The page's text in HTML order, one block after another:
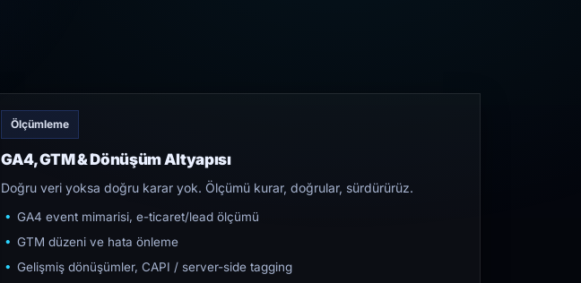
Ölçümleme
GA4, GTM & Dönüşüm Altyapısı
Doğru veri yoksa doğru karar yok. Ölçümü kurar, doğrular, sürdürürüz.
GA4 event mimarisi, e-ticaret/lead ölçümü
GTM düzeni ve hata önleme
Gelişmiş dönüşümler, CAPI / server-side tagging